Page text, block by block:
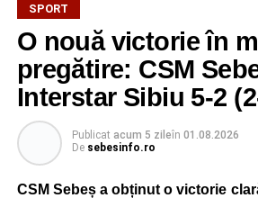
Mama sa este originară din
Săsciori, iar legătura puternică cu
natale ale familiei a stat la baza
pentru țara mamei sale.
La doar 10 ani, Pablo are deja un
Practică kickboxing de la
antrenamente zilnice și multă
rezultate remarcabile încă de la o
SPORT
O nouă victorie în
pregătire: CSM
Interstar Sibiu 5-2
Publicat acum 5 zileîn 01.08.2026
De sebesinfo.ro
CSM Sebeș a obținut o victorie